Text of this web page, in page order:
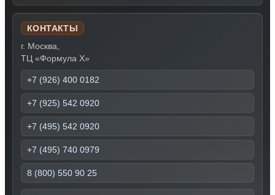
КОНТАКТЫ
г. Москва,
ТЦ «Формула Х»
+7 (926) 400 0182
+7 (925) 542 0920
+7 (495) 542 0920
+7 (495) 740 0979
8 (800) 550 90 25